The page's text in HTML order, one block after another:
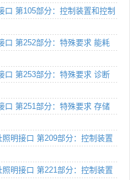
口 第105部分：控制装置和控制
口 第252部分：特殊要求 能耗
口 第253部分：特殊要求 诊断
口 第251部分：特殊要求 存储
明接口 第209部分：控制装置
明接口 第221部分：控制装置